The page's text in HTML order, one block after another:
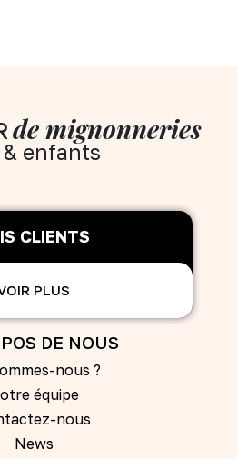
de mignonneries
enfants
CLIENTS
PLUS
DE NOUS
nous ?
équipe
nous
News